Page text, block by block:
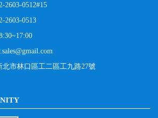
2603-0512#15
2603-0513
林口區工二區工九路27號